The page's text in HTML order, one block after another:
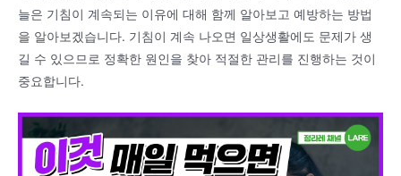
늘은 기침이 계속되는 이유에 대해 함께 알아보고 예방하는 방법
을 알아보겠습니다. 기침이 계속 나오면 일상생활에도 문제가 생
길 수 있으므로 정확한 원인을 찾아 적절한 관리를 진행하는 것이
중요합니다.